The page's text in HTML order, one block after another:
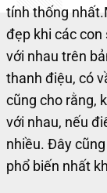
tính thống nhất.
đẹp khi các con
với nhau trên
thanh điệu, có
cũng cho rằng,
với nhau, nếu
nhiều. Đây
phổ biến nhất